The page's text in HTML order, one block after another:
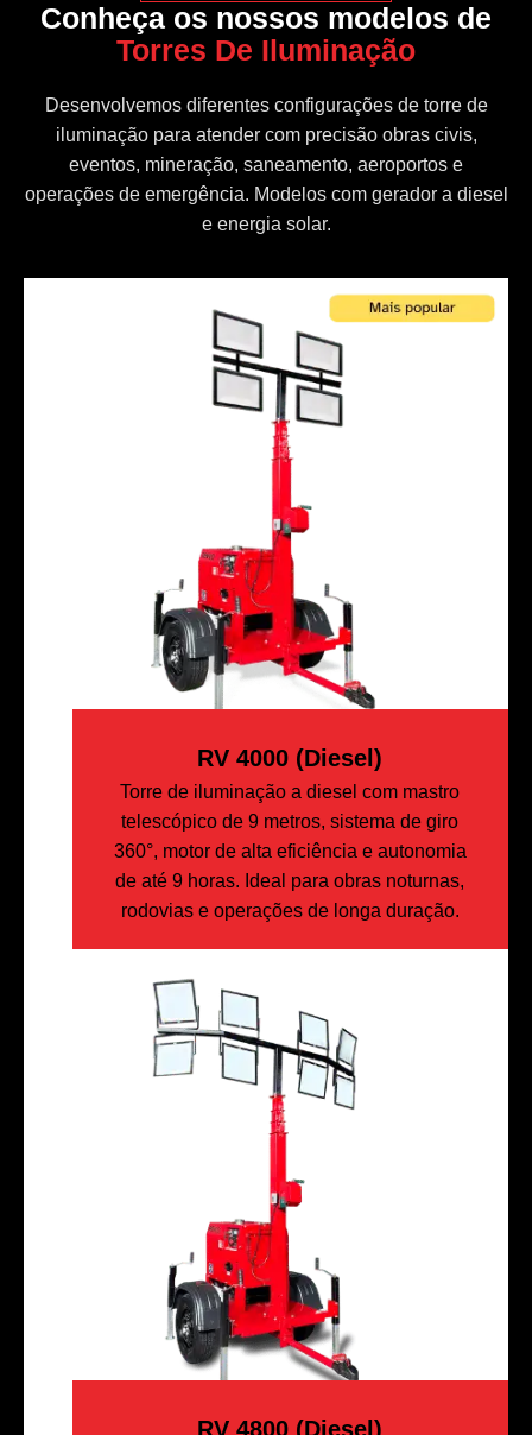
Conheça os nossos modelos de
Torres De Iluminação
Desenvolvemos diferentes configurações de torre de
iluminação para atender com precisão obras civis,
eventos, mineração, saneamento, aeroportos e
operações de emergência. Modelos com gerador a diesel
e energia solar.
RV 4000 (diesel)
Torre de iluminação a diesel com mastro
telescópico de 9 metros, sistema de giro
360°, motor de alta eficiência e autonomia
de até 9 horas. Ideal para obras noturnas,
rodovias e operações de longa duração.
RV 4800 (Diesel)